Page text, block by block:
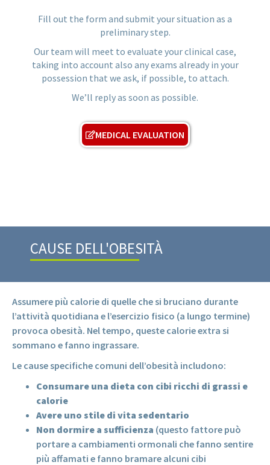
Fill out the form and submit your situation as a
preliminary step.
Our team will meet to evaluate your clinical case,
taking into account also any exams already in your
possession that we ask, if possible, to attach.
We’ll reply as soon as possible.
MEDICAL EVALUATION
CAUSE DELL'OBESITÀ
Assumere più calorie di quelle che si bruciano durante
l’attività quotidiana e l’esercizio fisico (a lungo termine)
provoca obesità. Nel tempo, queste calorie extra si
sommano e fanno ingrassare.
Le cause specifiche comuni dell’obesità includono:
Consumare una dieta con cibi ricchi di grassi e
calorie
Avere uno stile di vita sedentario
Non dormire a sufficienza (questo fattore può
portare a cambiamenti ormonali che fanno sentire
più affamati e fanno bramare alcuni cibi